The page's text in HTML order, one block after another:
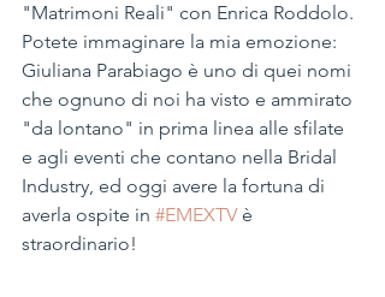
"Matrimoni Reali" con Enrica Roddolo.
Potete immaginare la mia emozione:
Giuliana Parabiago è uno di quei nomi
che ognuno di noi ha visto e ammirato
"da lontano" in prima linea alle sfilate
e agli eventi che contano nella Bridal
Industry, ed oggi avere la fortuna di
averla ospite in #EMEXTV​ è
straordinario!